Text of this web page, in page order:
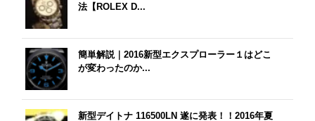
法【ROLEX D...
簡単解説｜2016新型エクスプローラー１はどこ
が変わったのか...
新型デイトナ 116500LN 遂に発表！！2016年夏